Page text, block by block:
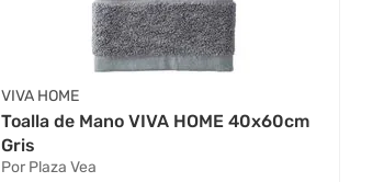
VIVA HOME
Toalla de Mano VIVA HOME 40x60cm
Gris
Por Plaza Vea